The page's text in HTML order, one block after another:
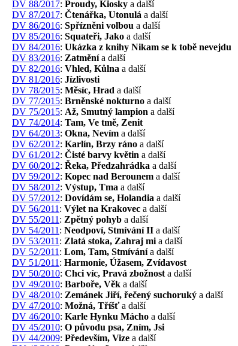
DV 88/2017: Proudy, Kiosky a další
DV 87/2017: Čtenářka, Utonulá a další
DV 86/2016: Spřízněni volbou a další
DV 85/2016: Squateři, Jako a další
DV 84/2016: Ukázka z knihy Nikam se k tobě nevejdu
DV 83/2016: Zatměnía další
DV 82/2016: Vhled, Kůlna a další
DV 81/2016: Jízlivosti
DV 78/2015: Měsíc, Hrad a další
DV 77/2015: Brněnské nokturno a další
DV 75/2015: Až, Smutný lampion a další
DV 74/2014: Tam, Ve tmě, Zenit
DV 64/2013: Okna, Nevím a další
DV 62/2012: Karlín, Brzy ráno a další
DV 61/2012: Čisté barvy květin a další
DV 60/2012: Řeka, Předzahrádka a další
DV 59/2012: Kopec nad Berounem a další
DV 58/2012: Výstup, Tma a další
DV 57/2012: Dovídám se, Holandia a další
DV 56/2011 : Výlet na Krakovec a další
DV 55/2011 : Zpětný pohyb a další
DV 54/2011 : Neodpoví, Stmívání II a další
DV 53/2011 : Zlatá stoka, Zahraj mi a další
DV 52/2011 : Lom, Tam, Stmívánía další
DV 51/2011 : Harmonie, Úžasem, Zvídavost
DV 50/2010: Chci víc, Pravá zbožnost a další
DV 49/2010: Barboře, Věk a další
DV 48/2010: Zemánek Jiří, řečený suchoruký a další
DV 47/2010: Možná, Tříšťa další
DV 46/2010: Karle Hynku Mácho a další
DV 45/2010: O původu psa, Zním, Jsi
DV 44/2009: Především, Vize a další